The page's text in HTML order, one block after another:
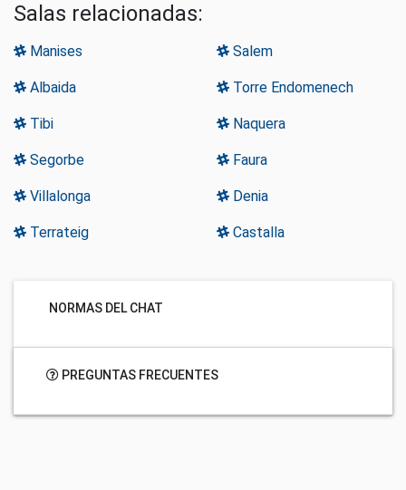
Salas relacionadas:
Manises Salem
Albaida Torre Endomenech
Tibi Naquera
Segorbe Faura
Villalonga Denia
Terrateig Castalla
NORMAS DEL CHAT
PREGUNTAS FRECUENTES